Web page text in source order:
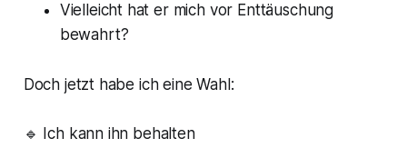
Vielleicht hat er mich vor Enttäuschung
bewahrt?
Doch jetzt habe ich eine Wahl:
🔹 Ich kann ihn behalten